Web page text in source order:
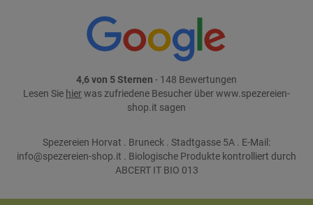
4,6 von 5 Sternen - 148 Bewertungen
Lesen Sie hierwas zufriedene Besucher über www.spezereien-
shop.it sagen
Spezereien Horvat . Bruneck . Stadtgasse 5A . E-Mail:
info@spezereien-shop.it . Biologische Produkte kontrolliert durch
ABCERT IT BIO 013